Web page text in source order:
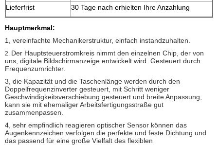
Lieferfrist
30 Tage nach erhielten Ihre Anzahlung
Hauptmerkmal:
1, vereinfachte Mechanikerstruktur, einfach instandzuhalten.
2. Der Hauptsteuerstromkreis nimmt den einzelnen Chip, der von
uns, digitale Bildschirmanzeige entwickelt wird. Gesteuert durch
Frequenzumrichter.
3, die Kapazität und die Taschenlänge werden durch den
Doppelfrequenzinverter gesteuert, mit Schritt weniger
Geschwindigkeitsverschiebung gesteuert und breite Anpassung,
kann sie mit ehemaliger Arbeitsfertigungsstraße gut
zusammenpassen.
4, sehr empfindlich reagieren optischer Sensor können das
Augenkennzeichen verfolgen die perfekte und feste Dichtung und
das passend für eine große Vielfalt des flexiblen